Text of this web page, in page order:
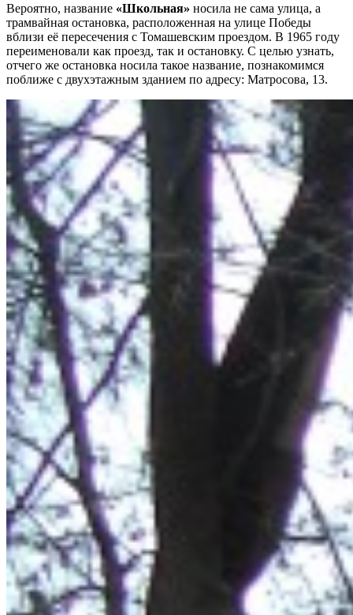
Вероятно, название «Школьная» носила не сама улица, а
трамвайная остановка, расположенная на улице Победы
вблизи её пересечения с Томашевским проездом. В 1965 году
переименовали как проезд, так и остановку. С целью узнать,
отчего же остановка носила такое название, познакомимся
поближе с двухэтажным зданием по адресу: Матросова, 13.